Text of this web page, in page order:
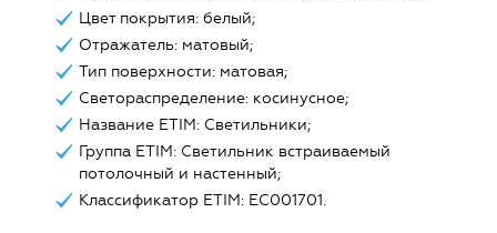
Цвет покрытия: белый;
Отражатель: матовый;
Тип поверхности: матовая;
Светораспределение: косинусное;
Название ETIM: Светильники;
Группа ETIM: Светильник встраиваемый
потолочный и настенный;
Классификатор ETIM: EC001701.